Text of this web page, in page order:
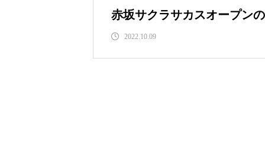
赤坂サクラサカスオープン
2022.10.09